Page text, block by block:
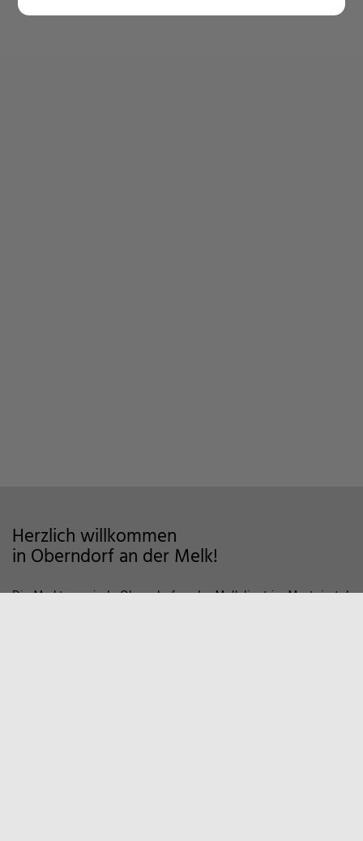
Herzlich willkommen
in Oberndorf an der Melk!
Die Marktgemeinde Oberndorf an der Melk liegt im Mostviertel